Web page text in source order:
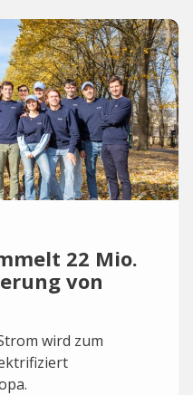
22 Mio.
von
wird zum